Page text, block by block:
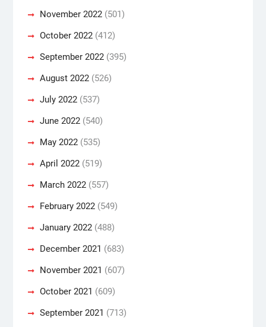
November 2022(501)
October 2022(412)
September 2022(395)
August 2022(526)
July 2022(537)
June 2022(540)
May 2022(535)
April 2022(519)
March 2022(557)
February 2022(549)
January 2022(488)
December 2021 (683)
November 2021 (607)
October 2021 (609)
September 2021 (713)